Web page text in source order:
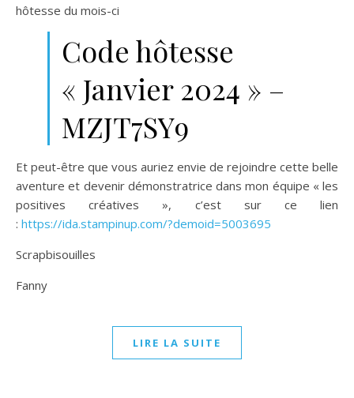
hôtesse du mois-ci
Code hôtesse
« Janvier 2024 » –
MZJT7SY9
Et peut-être que vous auriez envie de rejoindre cette belle
aventure et devenir démonstratrice dans mon équipe « les
positives créatives », c’est sur ce lien
: https://ida.stampinup.com/?demoid=5003695
Scrapbisouilles
Fanny
LIRE LA SUITE